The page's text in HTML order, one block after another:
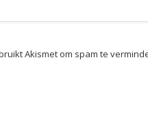
Akismet om spam te